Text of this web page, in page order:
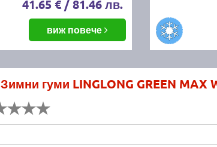
41.65 € / 81.46 лв.
виж повече
Зимни гуми LINGLONG GREEN MAX